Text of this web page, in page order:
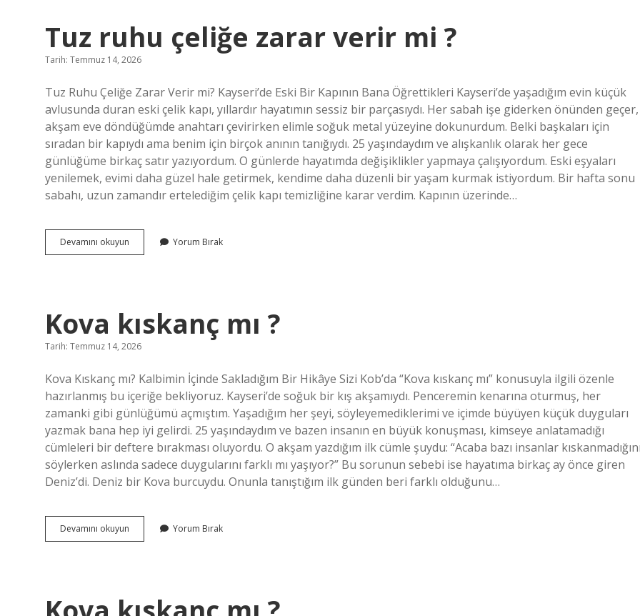
Tuz ruhu çeliğe zarar verir mi ?
Tarih: Temmuz 14, 2026
Tuz Ruhu Çeliğe Zarar Verir mi? Kayseri’de Eski Bir Kapının Bana Öğrettikleri Kayseri’de yaşadığım evin küçük
avlusunda duran eski çelik kapı, yıllardır hayatımın sessiz bir parçasıydı. Her sabah işe giderken önünden geçer,
akşam eve döndüğümde anahtarı çevirirken elimle soğuk metal yüzeyine dokunurdum. Belki başkaları için
sıradan bir kapıydı ama benim için birçok anının tanığıydı. 25 yaşındaydım ve alışkanlık olarak her gece
günlüğüme birkaç satır yazıyordum. O günlerde hayatımda değişiklikler yapmaya çalışıyordum. Eski eşyaları
yenilemek, evimi daha güzel hale getirmek, kendime daha düzenli bir yaşam kurmak istiyordum. Bir hafta sonu
sabahı, uzun zamandır ertelediğim çelik kapı temizliğine karar verdim. Kapının üzerinde…
Devamını okuyun
ruhu
?
Yorum Bırak
Kova kıskanç mı ?
Tarih: Temmuz 14, 2026
Kova Kıskanç mı? Kalbimin İçinde Sakladığım Bir Hikâye Sizi Kob’da “Kova kıskanç mı” konusuyla ilgili özenle
hazırlanmış bu içeriğe bekliyoruz. Kayseri’de soğuk bir kış akşamıydı. Penceremin kenarına oturmuş, her
zamanki gibi günlüğümü açmıştım. Yaşadığım her şeyi, söyleyemediklerimi ve içimde büyüyen küçük duyguları
yazmak bana hep iyi gelirdi. 25 yaşındaydım ve bazen insanın en büyük konuşması, kimseye anlatamadığı
cümleleri bir deftere bırakması oluyordu. O akşam yazdığım ilk cümle şuydu: “Acaba bazı insanlar
söylerken aslında sadece duygularını farklı mı yaşıyor?” Bu sorunun sebebi ise hayatıma birkaç ay önce giren
Deniz’di. Deniz bir Kova burcuydu. Onunla tanıştığım ilk günden beri farklı olduğunu…
Devamını okuyun
kıskanç
Yorum Bırak